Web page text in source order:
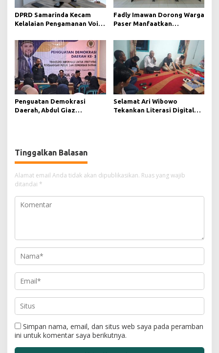
DPRD Samarinda Kecam
Kelalaian Pengamanan Void
Korban Jiwa
Fadly Imawan Dorong Warga
Paser Manfaatkan
Mengawasi Jalannya
Pemerintahan
Penguatan Demokrasi
Daerah, Abdul Giaz
Selamat Ari Wibowo
Tekankan Literasi Digital
Tinggalkan Balasan
Alamat email Anda tidak akan dipublikasikan. Ruas yang wajib
ditandai *
Simpan nama, email, dan situs web saya pada peramban
ini untuk komentar saya berikutnya.